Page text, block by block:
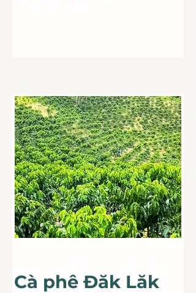
Chanh leo
Cà phê Đăk Lăk